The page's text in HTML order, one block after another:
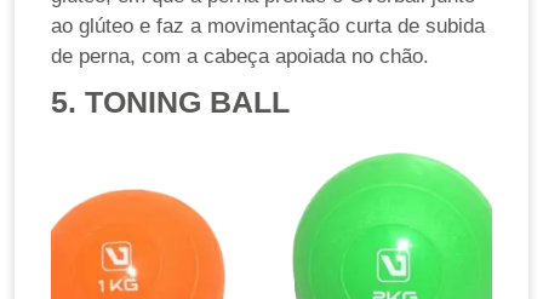
ao glúteo e faz a movimentação curta de subida
de perna, com a cabeça apoiada no chão.
5. TONING BALL